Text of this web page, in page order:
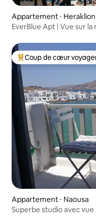
Appartement ⋅ Heraklion
EverBlue Apt | Vue sur
Coups de cœur
Coup de cœur
Appartement ⋅ Naousa
Superbe studio avec